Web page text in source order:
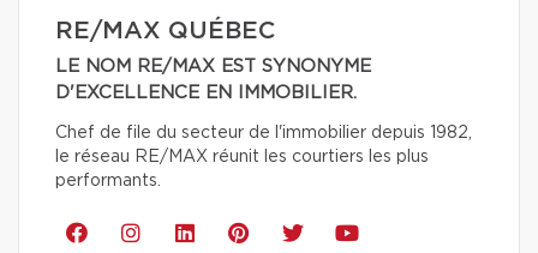
RE/MAX QUÉBEC
LE NOM RE/MAX EST SYNONYME
D'EXCELLENCE EN IMMOBILIER.
Chef de file du secteur de l'immobilier depuis 1982,
le réseau RE/MAX réunit les courtiers les plus
performants.